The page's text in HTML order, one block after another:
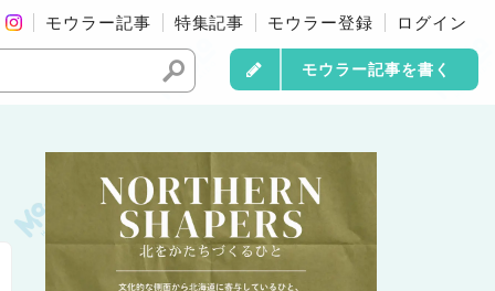
モウラー記事 特集記事 モウラー登録 ログイン
モウラー記事を書く